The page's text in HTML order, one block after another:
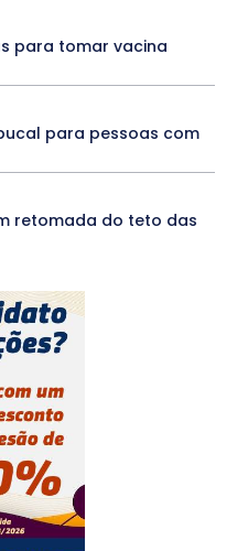
para tomar vacina
para pessoas com
retomada do teto das